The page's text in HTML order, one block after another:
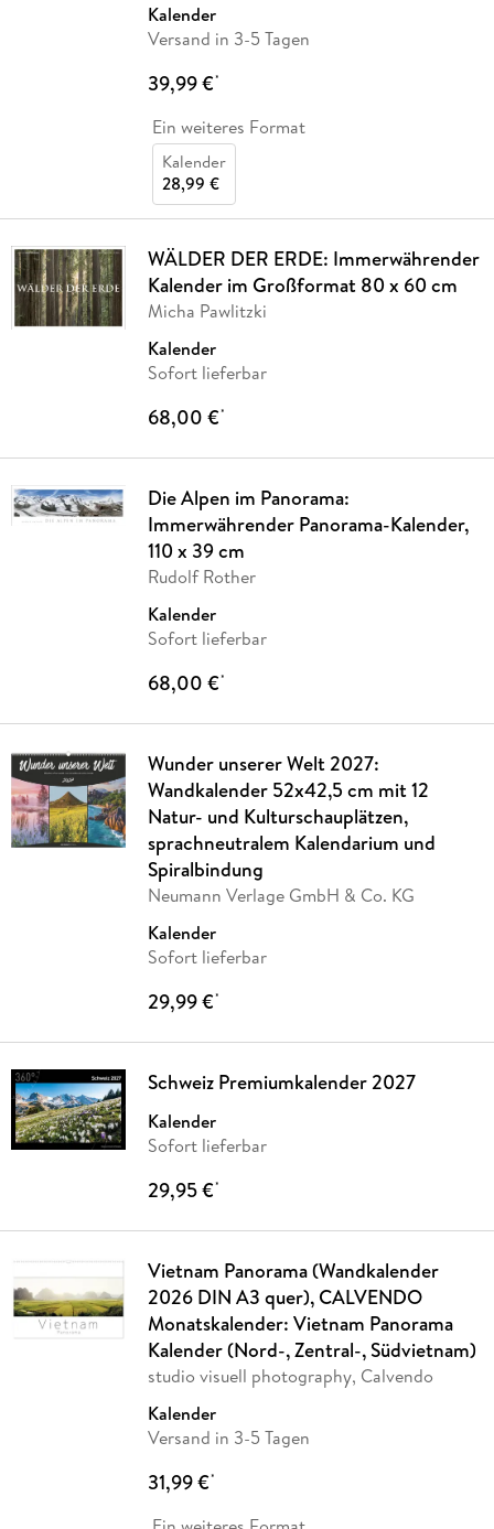
Kalender
Versand in 3-5 Tagen
39,99 €*
Ein weiteres Format
Kalender
28,99 €
WÄLDER DER ERDE: Immerwährender
Kalender im Großformat 80 x 60 cm
Micha Pawlitzki
Kalender
Sofort lieferbar
68,00 €*
Die Alpen im Panorama:
Immerwährender Panorama-Kalender,
110 x 39 cm
Rudolf Rother
Kalender
Sofort lieferbar
68,00 €*
Wunder unserer Welt 2027:
Wandkalender 52x42,5 cm mit 12
Natur- und Kulturschauplätzen,
sprachneutralem Kalendarium und
Spiralbindung
Neumann Verlage GmbH & Co. KG
Kalender
Sofort lieferbar
29,99 €*
Schweiz Premiumkalender 2027
Kalender
Sofort lieferbar
29,95 €*
Vietnam Panorama (Wandkalender
2026 DIN A3 quer), CALVENDO
Monatskalender: Vietnam Panorama
Kalender (Nord-, Zentral-, Südvietnam)
studio visuell photography, Calvendo
Kalender
Versand in 3-5 Tagen
31,99 €*